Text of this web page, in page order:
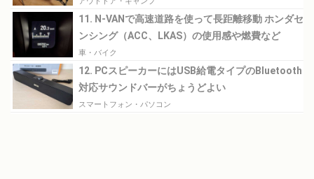
11. N-VANで高速道路を使って長距離移動 ホンダセ
ンシング（ACC、LKAS）の使用感や燃費など
車・バイク
12. PCスピーカーにはUSB給電タイプのBluetooth
対応サウンドバーがちょうどよい
スマートフォン・パソコン